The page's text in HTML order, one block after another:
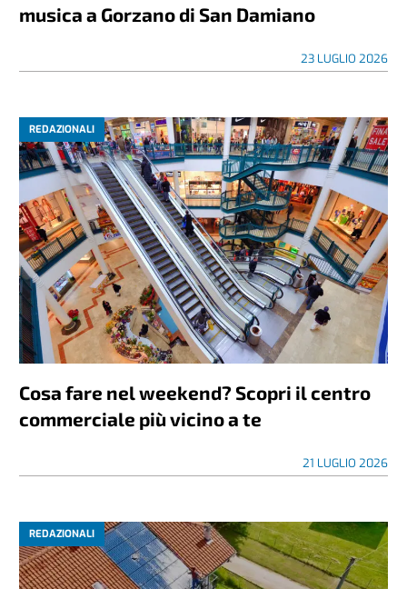
musica a Gorzano di San Damiano
23 LUGLIO 2026
REDAZIONALI
Cosa fare nel weekend? Scopri il centro
commerciale più vicino a te
21 LUGLIO 2026
REDAZIONALI